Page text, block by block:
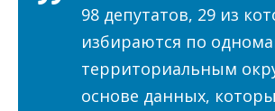
98 депутатов, 29 из
избираются по
территориальным
основе данных,